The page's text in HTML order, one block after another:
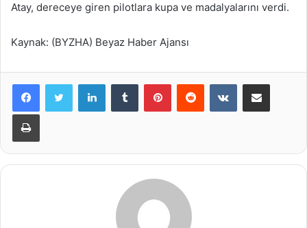
Atay, dereceye giren pilotlara kupa ve madalyalarını verdi.
Kaynak: (BYZHA) Beyaz Haber Ajansı
LinkedInTumblr PinterestReddit VKontakteE-Posta ile paylaş
Yazdır